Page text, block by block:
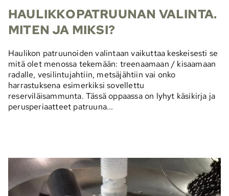
HAULIKKOPATRUUNAN VALINTA.
MITEN JA MIKSI?
Haulikon patruunoiden valintaan vaikuttaa keskeisesti se
mitä olet menossa tekemään: treenaamaan / kisaamaan
radalle, vesilintujahtiin, metsäjähtiin vai onko
harrastuksena esimerkiksi sovellettu
reserviläisammunta. Tässä oppaassa on lyhyt käsikirja ja
perusperiaatteet patruuna...